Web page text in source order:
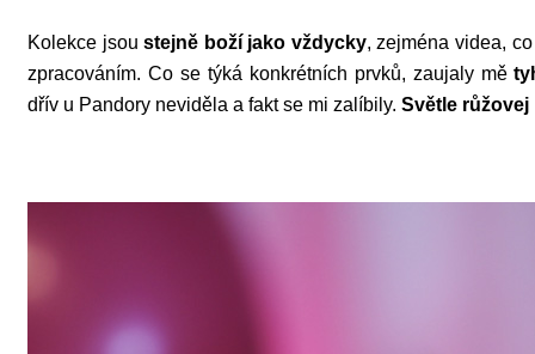
Kolekce jsoustejně boží jako vždycky, zejména videa,
zpracováním. Co se týká konkrétních prvků, zaujaly mě
dřív u Pandory neviděla a fakt se mi zalíbily. Světle